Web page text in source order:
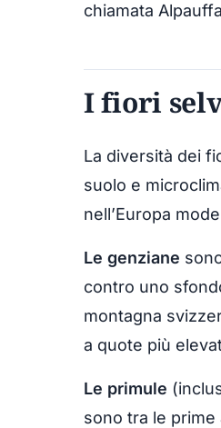
chiamata
I fiori
La diversità dei
suolo e
nell’Europa
Le genziane
contro uno
montagna
a quote più
Le primule
sono tra le